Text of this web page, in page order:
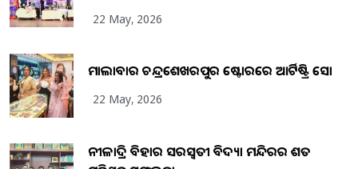
22 May, 2026
ମାଲାବାର ଚନ୍ଦ୍ରଶେଖରପୁର ଷ୍ଟୋରରେ ଆର୍ଟିଷ୍ଟ୍ରି ସୋ
22 May, 2026
ନୀଳାଦ୍ରି ବିହାର ସରସ୍ୱତୀ ବିଦ୍ୟା ମନ୍ଦିରର ଶତ